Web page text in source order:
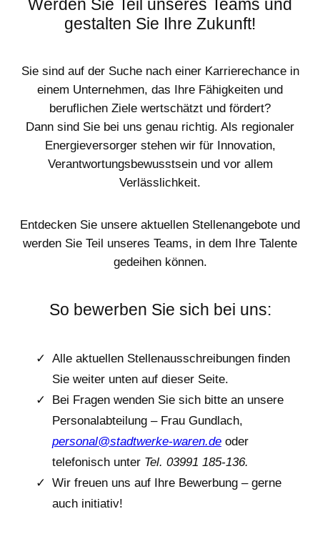
Werden Sie Teil unseres Teams und
gestalten Sie Ihre Zukunft!
Sie sind auf der Suche nach einer Karrierechance in
einem Unternehmen, das Ihre Fähigkeiten und
beruflichen Ziele wertschätzt und fördert?
Dann sind Sie bei uns genau richtig. Als regionaler
Energieversorger stehen wir für Innovation,
Verantwortungsbewusstsein und vor allem
Verlässlichkeit.
Entdecken Sie unsere aktuellen Stellenangebote und
werden Sie Teil unseres Teams, in dem Ihre Talente
gedeihen können.
So bewerben Sie sich bei uns:
Alle aktuellen Stellenausschreibungen finden
Sie weiter unten auf dieser Seite.
Bei Fragen wenden Sie sich bitte an unsere
Personalabteilung – Frau Gundlach,
personal@stadtwerke-waren.de oder
telefonisch unter Tel. 03991 185-136.
Wir freuen uns auf Ihre Bewerbung – gerne
auch initiativ!